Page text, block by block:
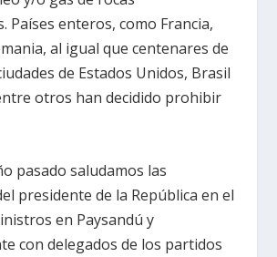
Países enteros, como Francia,
al igual que centenares de
de Estados Unidos, Brasil
otros han decidido prohibir
pasado saludamos las
presidente de la República en el
en Paysandú y
con delegados de los partidos